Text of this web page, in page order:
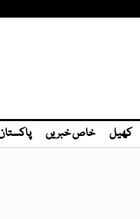
کھیل خاص خبریں